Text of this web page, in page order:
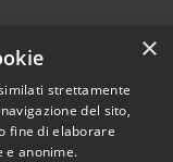
×
strettamente
del sito,
fine di elaborare
e anonime.